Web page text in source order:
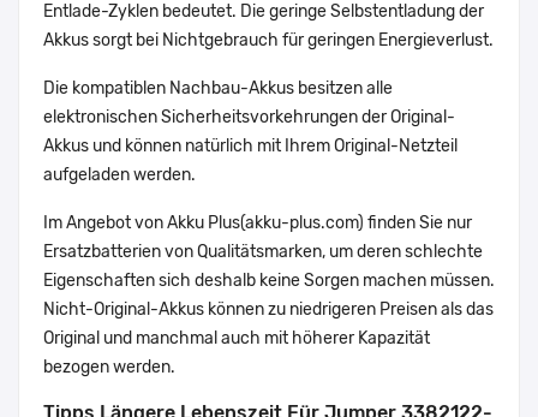
Entlade-Zyklen bedeutet. Die geringe Selbstentladung der
Akkus sorgt bei Nichtgebrauch für geringen Energieverlust.
Die kompatiblen Nachbau-Akkus besitzen alle
elektronischen Sicherheitsvorkehrungen der Original-
Akkus und können natürlich mit Ihrem Original-Netzteil
aufgeladen werden.
Im Angebot von Akku Plus(akku-plus.com) finden Sie nur
Ersatzbatterien von Qualitätsmarken, um deren schlechte
Eigenschaften sich deshalb keine Sorgen machen müssen.
Nicht-Original-Akkus können zu niedrigeren Preisen als das
Original und manchmal auch mit höherer Kapazität
bezogen werden.